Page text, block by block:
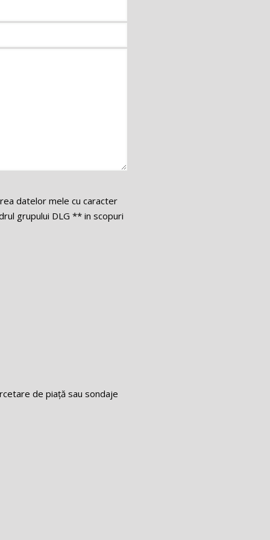
datelor mele cu caracter
grupului DLG ** in scopuri
de piață sau sondaje